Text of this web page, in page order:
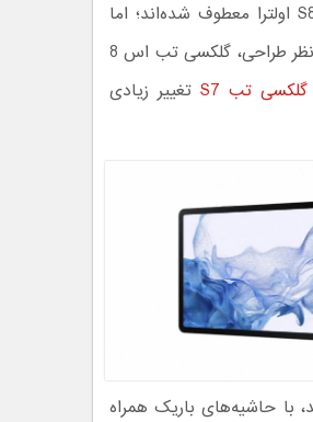
درست است که در حال حاضر تمامی توجهات به گلکسی تب S8 اولترا معطوف شده‌اند؛ اما
سایر اعضا سری گلکسی تب اس 8 نیز جذاب به نظر می‌رسند. از نظر طراحی، گلکسی تب اس 8
گلکسی تب S7
تغییر زیادی
با حاشیه‌های باریک همراه